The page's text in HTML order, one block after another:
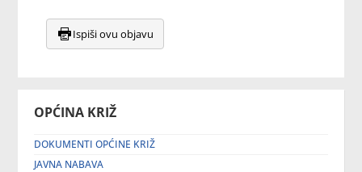
OPĆINA KRIŽ
DOKUMENTI OPĆINE KRIŽ
JAVNA NABAVA
Ispiši ovu objavu